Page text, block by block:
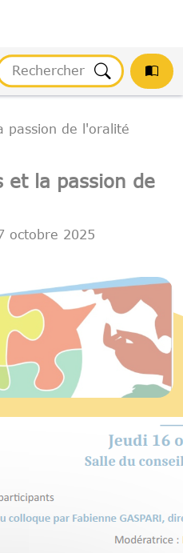
passion de l'oralité
et la passion de
octobre 2025